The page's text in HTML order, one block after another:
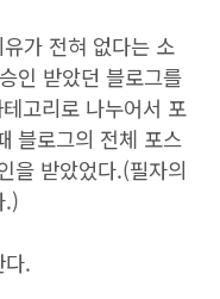
가 전혀 없다는 소
인 받았던 블로그를
고리로 나누어서 포
블로그의 전체 포스
을 받았었다.(필자의
.)
.